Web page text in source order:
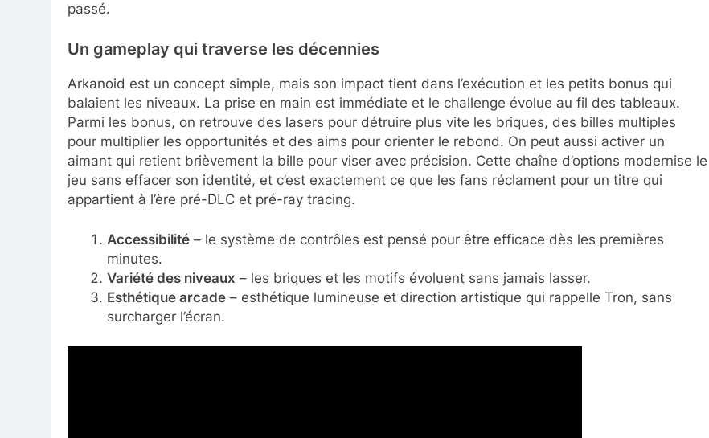
passé.
Un gameplay qui traverse les décennies
Arkanoid est un concept simple, mais son impact tient dans l’exécution et les petits bonus qui
balaient les niveaux. La prise en main est immédiate et le challenge évolue au fil des tableaux.
Parmi les bonus, on retrouve des lasers pour détruire plus vite les briques, des billes multiples
pour multiplier les opportunités et des aims pour orienter le rebond. On peut aussi activer un
aimant qui retient brièvement la bille pour viser avec précision. Cette chaîne d’options modernise le
jeu sans effacer son identité, et c’est exactement ce que les fans réclament pour un titre qui
appartient à l’ère pré-DLC et pré-ray tracing.
Accessibilité– le système de contrôles est pensé pour être efficace dès les premières
minutes.
Variété des niveaux – les briques et les motifs évoluent sans jamais lasser.
Esthétique arcade– esthétique lumineuse et direction artistique qui rappelle Tron, sans
surcharger l’écran.